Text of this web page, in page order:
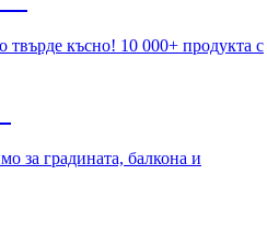
твърде късно! 10 000+ продукта с
за градината, балкона и